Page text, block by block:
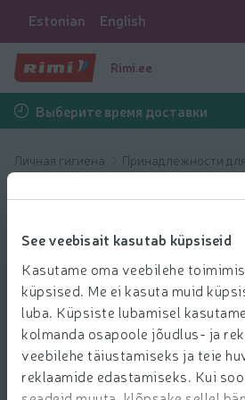
See veebisait kasutab küpsiseid
Kasutame oma veebilehe
küpsised. Me ei kasuta muid
luba. Küpsiste lubamisel
kolmanda osapoole jõudlus- ja
veebilehe täiustamiseks ja teie
reklaamide edastamiseks. Kui
Estonian English
Rimi.ee
Выберите время доставки
Личная гигиена
Принадлежности
Бритвы и бритвенные лезвия для
Бритвы и
лезвия для
женщин